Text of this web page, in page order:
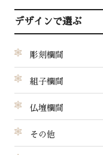
デザインで選ぶ
彫刻欄間
組子欄間
仏壇欄間
その他